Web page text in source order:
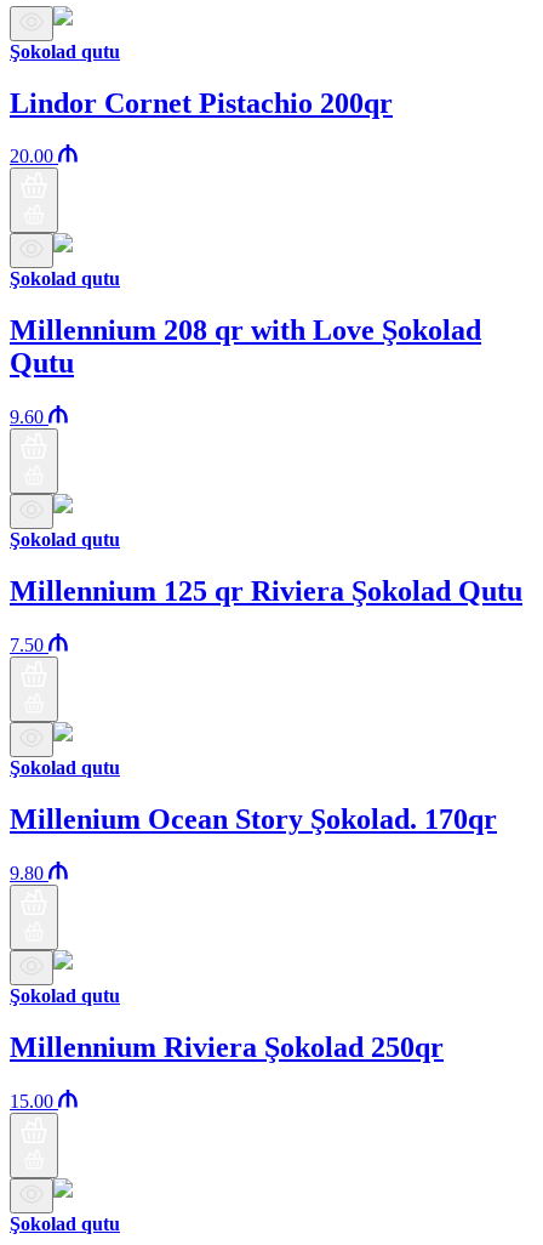
Şokolad qutu
Lindor Cornet Pistachio 200qr
20.00
Şokolad qutu
Millennium 208 qr with Love Şokolad
Qutu
9.60
Şokolad qutu
Millennium 125 qr Riviera Şokolad Qutu
7.50
Şokolad qutu
Millenium Ocean Story Şokolad. 170qr
9.80
Şokolad qutu
Millennium Riviera Şokolad 250qr
15.00
Şokolad qutu